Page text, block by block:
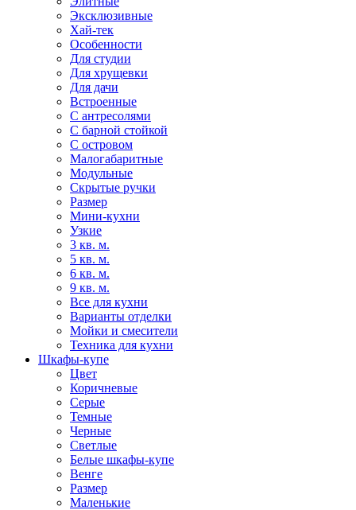
Эксклюзивные
Хай-тек
Особенности
Для студии
Для хрущевки
Для дачи
Встроенные
С антресолями
С барной стойкой
С островом
Малогабаритные
Модульные
Скрытые ручки
Размер
Мини-кухни
Узкие
3 кв. м.
5 кв. м.
6 кв. м.
9 кв. м.
Все для кухни
Варианты отделки
Мойки и смесители
Техника для кухни
Шкафы-купе
Цвет
Коричневые
Серые
Темные
Черные
Светлые
Белые шкафы-купе
Венге
Размер
Маленькие